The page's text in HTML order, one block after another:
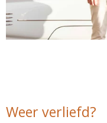
Weer verliefd?